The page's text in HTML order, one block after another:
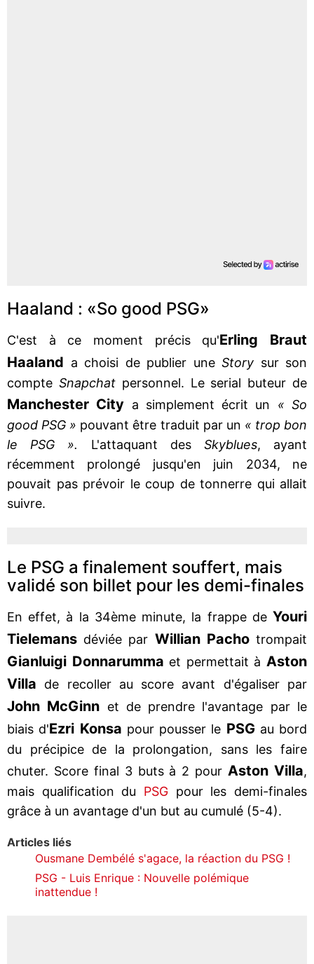
Haaland : «So good PSG»
C'est à ce moment précis qu'Erling Braut
Haaland a choisi de publier une Story sur son
compte Snapchat personnel. Le serial buteur de
Manchester City a simplement écrit un « So
good PSG » pouvant être traduit par un « trop bon
le PSG ». L'attaquant des Skyblues, ayant
récemment prolongé jusqu'en juin 2034, ne
pouvait pas prévoir le coup de tonnerre qui allait
suivre.
Le PSG a finalement souffert, mais
validé son billet pour les demi-finales
En effet, à la 34ème minute, la frappe de Youri
Tielemans déviée par Willian Pachotrompait
Gianluigi Donnarumma et permettait à Aston
Villa
de recoller au score avant d'égaliser par
John McGinn et de prendre l'avantage par le
biais d'Ezri Konsa pour pousser le PSGau bord
du précipice de la prolongation, sans les faire
chuter. Score final 3 buts à 2 pour Aston Villa,
mais qualification du PSG pour les demi-finales
grâce à un avantage d'un but au cumulé (5-4).
Articles liés
Ousmane Dembélé s'agace, la réaction du PSG !
PSG - Luis Enrique : Nouvelle polémique
inattendue !